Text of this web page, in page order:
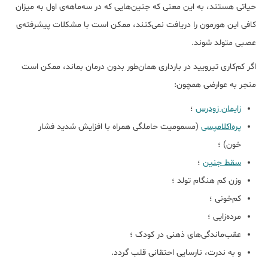
حیاتی هستند، به این معنی که جنین‌هایی که در سه‌ماهه‌ی اول به میزان
کافی این هورمون را دریافت نمی‌کنند، ممکن است با مشکلات پیشرفته‌ی
عصبی متولد شوند.
اگر کم‌کاری تیرویید در بارداری همان‌طور بدون درمان بماند، ممکن است
منجر به عوارضی همچون:
زایمان زودرس ؛
پره‌اکلامپسی (مسمومیت حاملگی همراه با افزایش شدید فشار
خون) ؛
سقط جنین ؛
وزن کم هنگام تولد ؛
کم‌خونی ؛
مرده‌زایی ؛
عقب‌ماندگی‌های ذهنی در کودک ؛
و به ندرت، نارسایی احتقانی قلب گردد.